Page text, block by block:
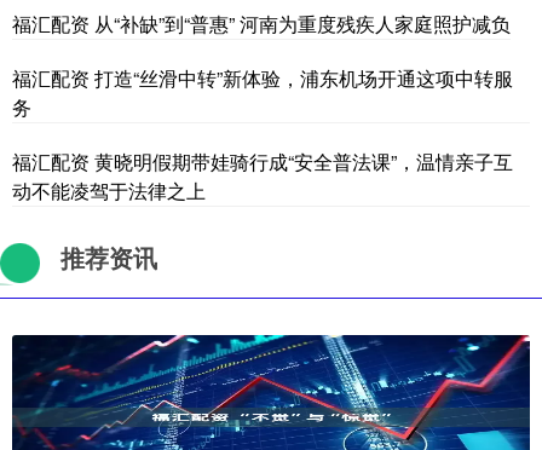
福汇配资 从“补缺”到“普惠” 河南为重度残疾人家庭照护减负
福汇配资 打造“丝滑中转”新体验，浦东机场开通这项中转服
务
福汇配资 黄晓明假期带娃骑行成“安全普法课”，温情亲子互
动不能凌驾于法律之上
推荐资讯